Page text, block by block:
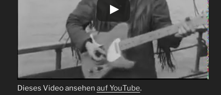
Dieses Video ansehen auf YouTube.